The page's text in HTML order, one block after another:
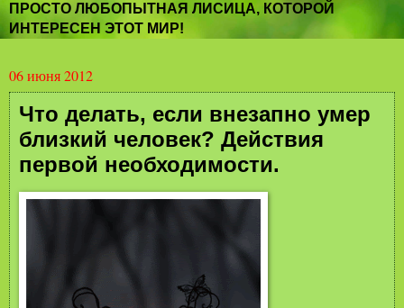
ПРОСТО ЛЮБОПЫТНАЯ ЛИСИЦА, КОТОРОЙ
ИНТЕРЕСЕН ЭТОТ МИР!
06 июня 2012
Что делать, если внезапно умер
близкий человек? Действия
первой необходимости.